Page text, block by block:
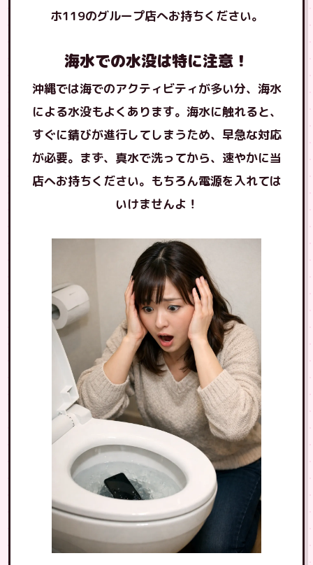
ホ119のグループ店へお持ちください。
海水での水没は特に注意！
沖縄では海でのアクティビティが多い分、海水
による水没もよくあります。海水に触れると、
すぐに錆びが進行してしまうため、早急な対応
が必要。まず、真水で洗ってから、速やかに当
店へお持ちください。もちろん電源を入れては
いけませんよ！